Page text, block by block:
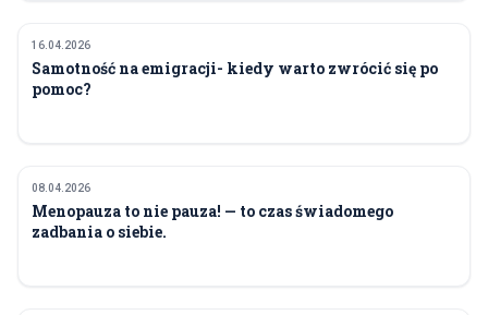
ZDROWIE
16.04.2026
Samotność na emigracji- kiedy warto zwrócić się po
pomoc?
ZDROWIE
08.04.2026
Menopauza to nie pauza! — to czas świadomego
zadbania o siebie.